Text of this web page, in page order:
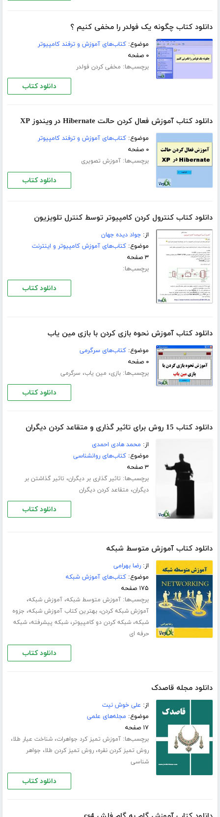
دانلود کتاب چگونه یک فولدر را مخفی کنیم ؟
موضوع:کتاب‌های آموزش و ترفند کامپیوتر
۰ صفحه
برچسب‌ها: مخفی کردن فولدر
دانلود کتاب
دانلود کتاب آموزش فعال کردن حالت Hibernate در ویندوز XP
موضوع:کتاب‌های آموزش و ترفند کامپیوتر
۰ صفحه
برچسب‌ها:آموزش تصویری
دانلود کتاب
دانلود کتاب کنترول کردن کامپیوتر توسط کنترل تلویزیون
از:جواد دیده جهان
موضوع:کتاب‌های آموزش کامپیوتر و اینترنت
۳ صفحه
برچسب‌ها:
دانلود کتاب
دانلود کتاب آموزش نحوه بازی کردن با بازی مین یاب
موضوع:کتاب‌های سرگرمی
۰ صفحه
برچسب‌ها:بازی، مین یاب، سرگرمی
دانلود کتاب
دانلود کتاب 15 روش برای تاثیر گذاری و متقاعد کردن دیگران
از: محمد هادی احمدی
موضوع:کتاب‌های روانشناسی
۳ صفحه
برچسب‌ها: تاثیر گذاری بر دیگران، تاثیر گذاشتن بر
دیگران، متقاعد کردن دیگران
دانلود کتاب
دانلود کتاب آموزش متوسط شبکه
از:رضا بهرامی
موضوع:کتاب‌های آموزش شبکه
۱۷۵ صفحه
برچسب‌ها:آموزش متوسط شبکه،آموزش شبکه،
آموزش شبکه کردن،بهترین کتاب آموزش شبکه، جزوه
شبکه،شبکه کردن دو کامپیوتر،شبکه پیشرفته،شبکه
حرفه ای
دانلود کتاب
دانلود مجله قاصدک
از: علی خوش نیت
موضوع: مجله‌های علمی
۱۷ صفحه
برچسب‌ها:آموزش تمیز کرد جواهرات،شناخت عیار طلا،
روش تمیز کردن نقره،روش تمیز کردن طلا، جواهر
شناسی
دانلود کتاب